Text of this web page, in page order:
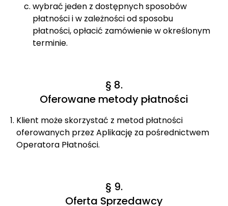
wybrać jeden z dostępnych sposobów
płatności i w zależności od sposobu
płatności, opłacić zamówienie w określonym
terminie.
§ 8.
Oferowane metody płatności
Klient może skorzystać z metod płatności
oferowanych przez Aplikację za pośrednictwem
Operatora Płatności.
§ 9.
Oferta Sprzedawcy